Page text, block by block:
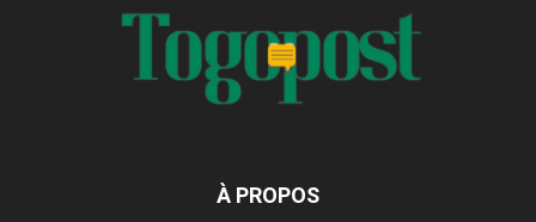
À PROPOS